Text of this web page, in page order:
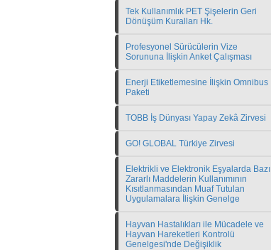
Tek Kullanımlık PET Şişelerin Geri
Dönüşüm Kuralları Hk.
Profesyonel Sürücülerin Vize
Sorununa İlişkin Anket Çalışması
Enerji Etiketlemesine İlişkin Omnibus
Paketi
TOBB İş Dünyası Yapay Zekâ Zirvesi
GO! GLOBAL Türkiye Zirvesi
Elektrikli ve Elektronik Eşyalarda Bazı
Zararlı Maddelerin Kullanımının
Kısıtlanmasından Muaf Tutulan
Uygulamalara İlişkin Genelge
Hayvan Hastalıkları ile Mücadele ve
Hayvan Hareketleri Kontrolü
Genelgesi'nde Değişiklik